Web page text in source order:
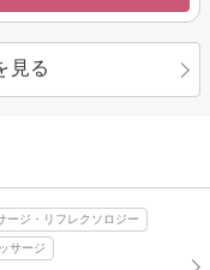
見る
ージ・リフレクソロジー
サージ